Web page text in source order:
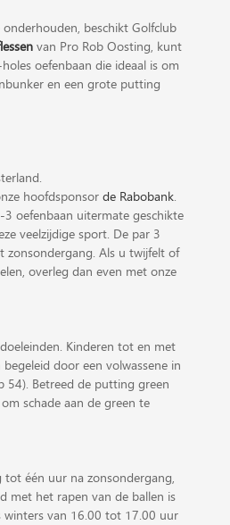
beschikt Golfclub
van Pro Rob Oosting, kunt
oefenbaan die ideaal is om
en een grote putting
hoofdsponsorde Rabobank.
oefenbaan uitermate geschikte
veelzijdige sport. De par 3
zonsondergang. Als u twijfelt of
overleg dan even met onze
Kinderen tot en met
door een volwassene in
54). Betreed de putting green
schade aan de green te
één uur na zonsondergang,
met het rapen van de ballen is
winters van 16.00 tot 17.00 uur